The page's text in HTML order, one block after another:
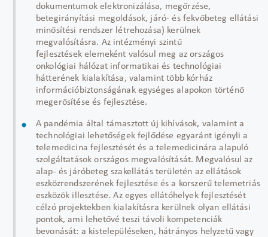
dokumentumok elektronizálása, megőrzése,
betegirányítási megoldások, járó- és fekvőbeteg ellátási
minősítési rendszer létrehozása) kerülnek
megvalósításra. Az intézményi szintű
fejlesztések elemeként valósul meg az országos
onkológiai hálózat informatikai és technológiai
hátterének kialakítása, valamint több kórház
információbiztonságának egységes alapokon történő
megerősítése és fejlesztése.
A pandémia által támasztott új kihívások, valamint a
technológiai lehetőségek fejlődése egyaránt igényli a
telemedicina fejlesztését és a telemedicinára alapuló
szolgáltatások országos megvalósítását. Megvalósul az
alap- és járóbeteg szakellátás területén az ellátások
eszközrendszerének fejlesztése és a korszerű telemetriás
eszközök illesztése. Az egyes ellátóhelyek fejlesztését
célzó projektekben kialakításra kerülnek olyan ellátási
pontok, ami lehetővé teszi távoli kompetenciák
bevonását: a kistelepüléseken, hátrányos helyzetű vagy